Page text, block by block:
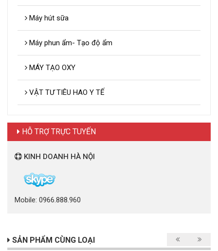
Máy hút sữa
Máy phun ẩm- Tạo độ ẩm
MÁY TẠO OXY
VẬT TƯ TIÊU HAO Y TẾ
HỖ TRỢ TRỰC TUYẾN
KINH DOANH HÀ NỘI
Mobile: 0966.888.960
SẢN PHẨM CÙNG LOẠI